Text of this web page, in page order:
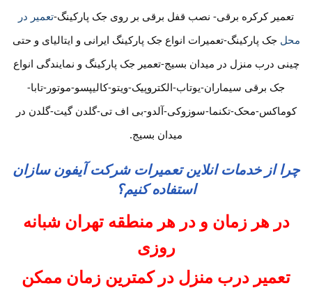
تعمیر کرکره برقی- نصب قفل برقی بر روی جک پارکینگ-تعمیر در
محل جک پارکینگ-تعمیرات انواع جک پارکینگ ایرانی و ایتالیای و حتی
چینی درب منزل در میدان بسیج-تعمیر جک پارکینگ و نمایندگی انواع
جک برقی سیماران-یوتاب-الکتروپیک-ویتو-کالیپسو-موتور-تابا-
کوماکس-محک-تکنما-سوزوکی-آلدو-بی اف تی-گلدن گیت-گلدن در
میدان بسیج.
چرا از خدمات انلاین تعمیرات شرکت آیفون سازان
استفاده کنیم؟
در هر زمان و در هر منطقه تهران شبانه
روزی
تعمیر درب منزل در کمترین زمان ممکن